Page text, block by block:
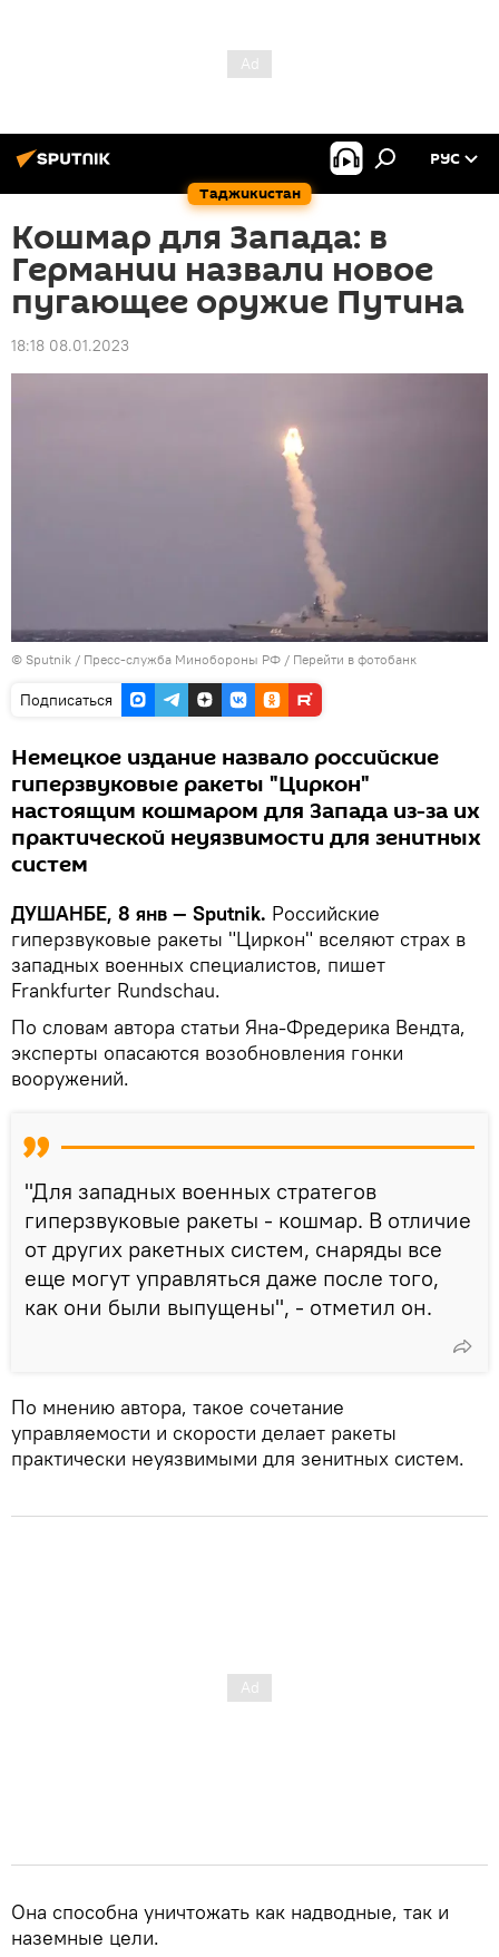
Таджикистан
РУС
Кошмар для Запада: в
Германии назвали новое
пугающее оружие Путина
18:18 08.01.2023
© Sputnik / Пресс-служба Минобороны РФ / Перейти в фотобанк
Подписаться
Немецкое издание назвало российские
гиперзвуковые ракеты "Циркон"
настоящим кошмаром для Запада из-за их
практической неуязвимости для зенитных
систем
ДУШАНБЕ, 8 янв — Sputnik. Российские
гиперзвуковые ракеты "Циркон" вселяют страх в
западных военных специалистов, пишет
Frankfurter Rundschau.
По словам автора статьи Яна-Фредерика Вендта,
эксперты опасаются возобновления гонки
вооружений.
"Для западных военных стратегов
гиперзвуковые ракеты - кошмар. В отличие
от других ракетных систем, снаряды все
еще могут управляться даже после того,
как они были выпущены", - отметил он.
По мнению автора, такое сочетание
управляемости и скорости делает ракеты
практически неуязвимыми для зенитных систем.
Она способна уничтожать как надводные, так и
наземные цели.